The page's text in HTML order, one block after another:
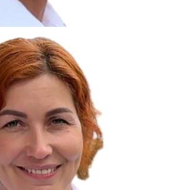
ukladať cookies na vašom
nutné pre prevádzku tejto
cookies
cookies
dáta